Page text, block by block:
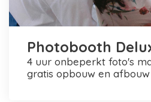
Photobooth
4 uur onbeperkt foto's maken en printen +
gratis opbouw en afbouw